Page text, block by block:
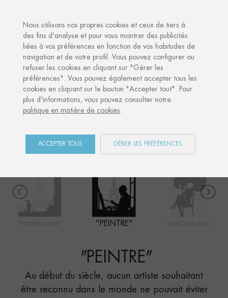
Accueil Shop Paris Peintre
PARIS
"PEINTRE"
"PEINTRE"
Au début du siècle, aucun artiste souhaitant
être reconnu dans le monde ne pouvait éviter
Nous utilisons nos propres cookies et ceux de tiers à
des fins d'analyse et pour vous montrer des publicités
liées à vos préférences en fonction de vos habitudes de
navigation et de votre profil. Vous pouvez configurer ou
refuser les cookies en cliquant sur "Gérer les
préférences". Vous pouvez également accepter tous les
cookies en cliquant sur le bouton "Accepter tout". Pour
plus d'informations, vous pouvez consulter notre
politique en matière de cookies.
ACCEPTER TOUS GÉRER LES PRÉFÉRENCES